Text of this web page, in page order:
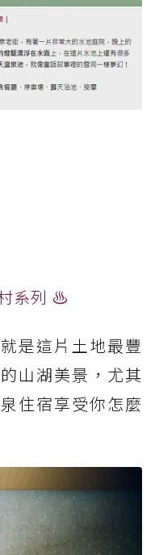
系列 ♨️
是這片土地最豐
山湖美景，尤其
住宿享受你怎麼